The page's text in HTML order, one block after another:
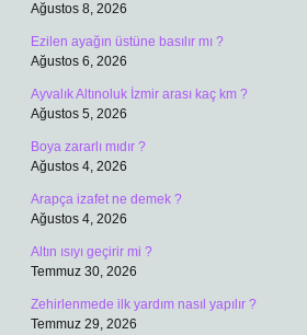
Ağustos 8, 2026
Ezilen ayağın üstüne basılır mı ?
Ağustos 6, 2026
Ayvalık Altınoluk İzmir arası kaç km ?
Ağustos 5, 2026
Boya zararlı mıdır ?
Ağustos 4, 2026
Arapça izafet ne demek ?
Ağustos 4, 2026
Altın ısıyı geçirir mi ?
Temmuz 30, 2026
Zehirlenmede ilk yardım nasıl yapılır ?
Temmuz 29, 2026